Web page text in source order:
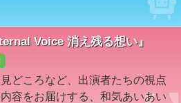
Voice 消え残る想い』
どころなど、出演者たちの視点
容をお届けする、和気あいあい